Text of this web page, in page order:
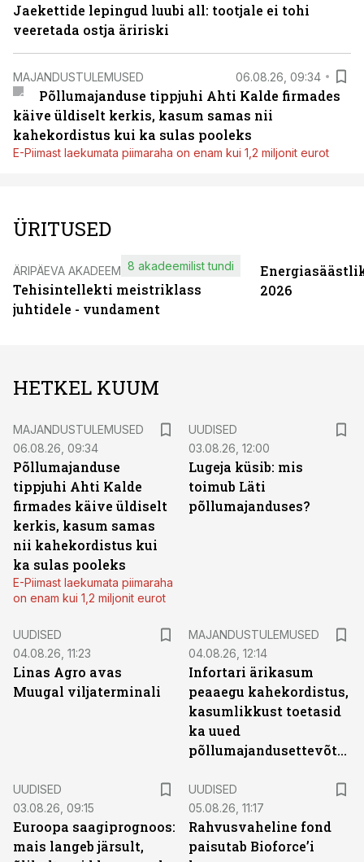
Jaekettide lepingud luubi all: tootjale ei tohi
veeretada ostja äririski
MAJANDUSTULEMUSED 06.08.26, 09:34
Põllumajanduse tippjuhi Ahti Kalde firmades
käive üldiselt kerkis, kasum samas nii
kahekordistus kui ka sulas pooleks
E-Piimast laekumata piimaraha on enam kui 1,2 miljonit eurot
ÜRITUSED
ÄRIPÄEVA AKADEEMIA
Tehisintellekti meistriklass
juhtidele - vundament
8 akadeemilist tundi
2026
HETKEL KUUM
MAJANDUSTULEMUSED
06.08.26, 09:34
Põllumajanduse
tippjuhi Ahti Kalde
firmades käive üldiselt
kerkis, kasum samas
nii kahekordistus kui
ka sulas pooleks
E-Piimast laekumata piimaraha
on enam kui 1,2 miljonit eurot
UUDISED
03.08.26, 12:00
Lugeja küsib: mis
toimub Läti
põllumajanduses?
UUDISED
04.08.26, 11:23
Linas Agro avas
Muugal viljaterminali
MAJANDUSTULEMUSED
04.08.26, 12:14
Infortari ärikasum
peaaegu kahekordistus,
kasumlikkust toetasid
ka uued
põllumajandusettevõtted
UUDISED
03.08.26, 09:15
Euroopa saagiprognoos:
mais langeb järsult,
UUDISED
05.08.26, 11:17
Rahvusvaheline fond
paisutab Bioforce’i